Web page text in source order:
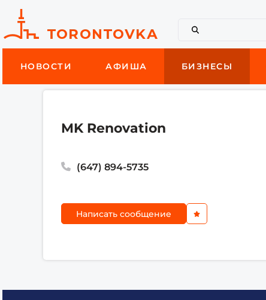
НОВОСТИ АФИША БИЗНЕСЫ
MK Renovation
(647) 894-5735
Написать сообщение